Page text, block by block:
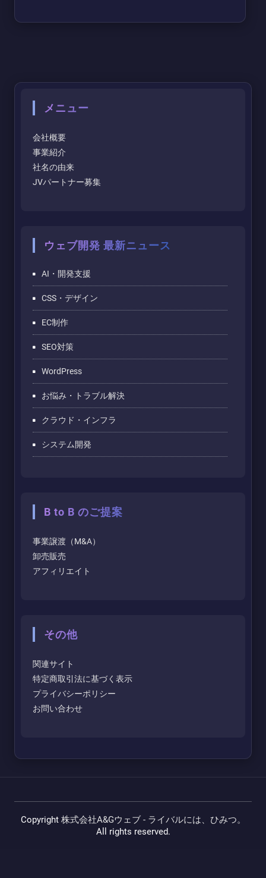
メニュー
会社概要
事業紹介
社名の由来
JVパートナー募集
ウェブ開発 最新ニュース
AI・開発支援
CSS・デザイン
EC制作
SEO対策
WordPress
お悩み・トラブル解決
クラウド・インフラ
システム開発
B to B のご提案
事業譲渡（M&A）
卸売販売
アフィリエイト
その他
関連サイト
特定商取引法に基づく表示
プライバシーポリシー
お問い合わせ
Copyright 株式会社A&Gウェブ - ライバルには、ひみつ。
All rights reserved.